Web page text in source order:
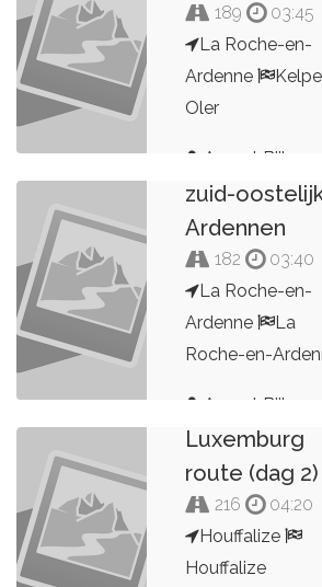
189
03:45
La Roche-en-
Ardenne
Oler
Arnout Bijl
MCC Rondrit
zuid-
Ardennen
182
03:40
La Roche-en-
Ardenne
La
Roche-en-
Arnout Bijl
Luxemburg
route (dag 2)
216
04:20
Houffalize
Houffalize